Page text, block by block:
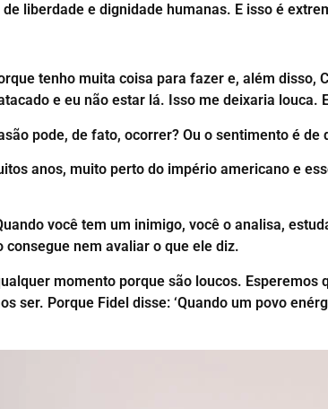
liberdade e dignidade humanas. E isso é
tenho muita coisa para fazer e, além disso,
e eu não estar lá. Isso me deixaria louca.
pode, de fato, ocorrer? Ou o sentimento é de
anos, muito perto do império americano e
você tem um inimigo, você o analisa,
consegue nem avaliar o que ele diz.
momento porque são loucos.
ser. Porque Fidel disse: ‘Quando um povo